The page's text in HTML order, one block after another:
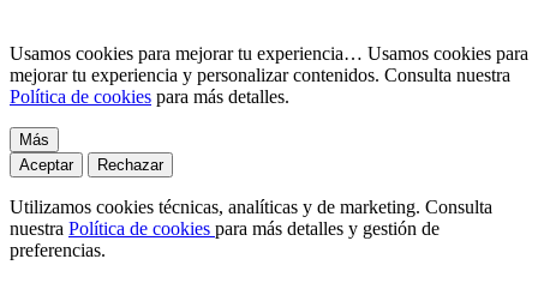
Usamos cookies para mejorar tu experiencia… Usamos cookies para
mejorar tu experiencia y personalizar contenidos. Consulta nuestra
Política de cookies para más detalles.
Más
Aceptar
Rechazar
Utilizamos cookies técnicas, analíticas y de marketing. Consulta
nuestra Política de cookies para más detalles y gestión de
preferencias.